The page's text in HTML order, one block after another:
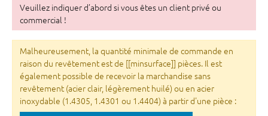
Veuillez indiquer d’abord si vous êtes un client privé ou
commercial !
Malheureusement, la quantité minimale de commande en
raison du revêtement est de [[minsurface]] pièces. Il est
également possible de recevoir la marchandise sans
revêtement (acier clair, légèrement huilé) ou en acier
inoxydable (1.4305, 1.4301 ou 1.4404) à partir d'une pièce :